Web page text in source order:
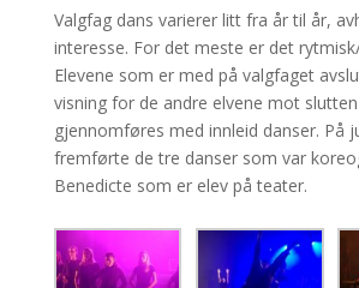
Valgfag dans varierer litt fra år til år,
interesse. For det meste er det
Elevene som er med på valgfaget
visning for de andre elvene mot
gjennomføres med innleid danser. På
fremførte de tre danser som var
Benedicte som er elev på teater.